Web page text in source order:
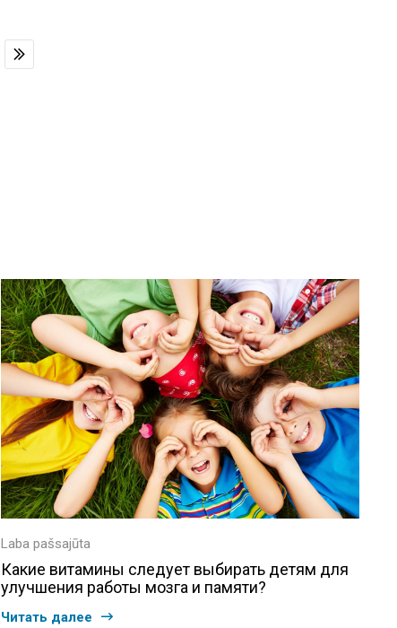
Laba pašsajūta
Какие витамины следует выбирать детям для
улучшения работы мозга и памяти?
Читать далее